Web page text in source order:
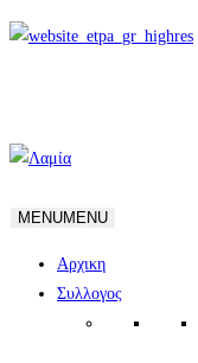
MENUMENU
Αρχικη
Συλλογος